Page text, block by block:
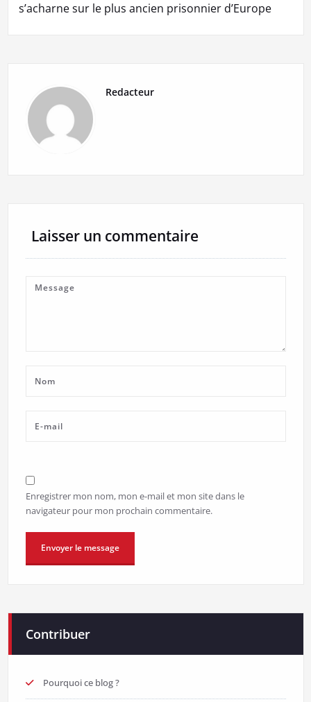
s’acharne sur le plus ancien prisonnier d’Europe
Redacteur
Laisser un commentaire
Enregistrer mon nom, mon e-mail et mon site dans le
navigateur pour mon prochain commentaire.
Contribuer
Pourquoi ce blog ?